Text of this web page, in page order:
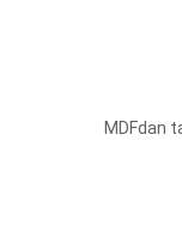
MDFdan